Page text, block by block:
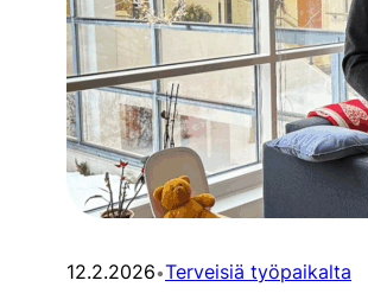
12.2.2026•Terveisiä työpaikalta